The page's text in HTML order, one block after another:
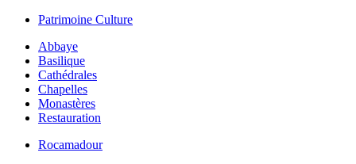
Patrimoine Culture
Abbaye
Basilique
Cathédrales
Chapelles
Monastères
Restauration
Rocamadour